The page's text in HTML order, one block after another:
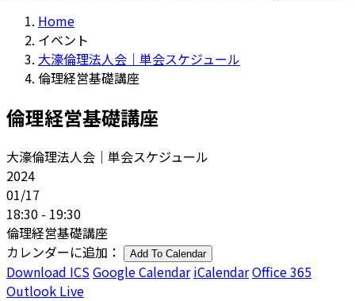
Home
イベント
大濠倫理法人会｜単会スケジュール
倫理経営基礎講座
倫理経営基礎講座
大濠倫理法人会｜単会スケジュール
2024
01/17
18:30 - 19:30
倫理経営基礎講座
カレンダーに追加：
Add To Calendar
Download ICSGoogle Calendar iCalendarOffice 365
Outlook Live